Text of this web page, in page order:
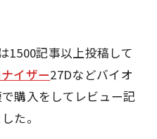
は1500記事以上投稿して
イザー27Dなどバイオ
購入をしてレビュー記
た。